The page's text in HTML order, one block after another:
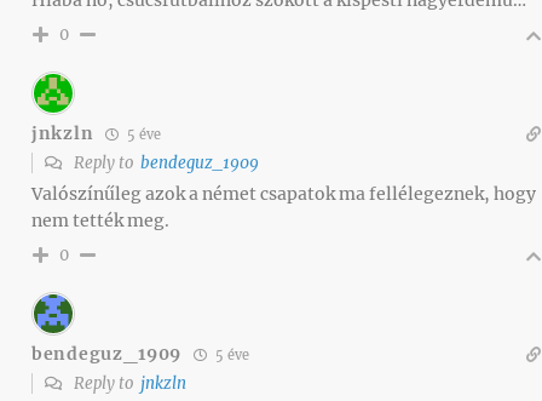
0
jnkzln 5 éve
Reply to bendeguz_1909
Valószínűleg azok a német csapatok ma fellélegeznek, hogy
nem tették meg.
0
bendeguz_1909 5 éve
Reply to jnkzln